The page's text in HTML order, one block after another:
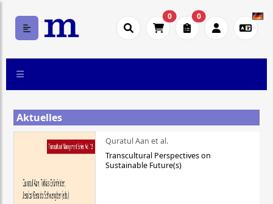
0 0
Aktuelles
Quratul Aan et al.
Transcultural Perspectives on
Sustainable Future(s)